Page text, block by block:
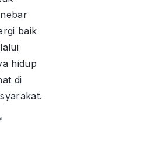
baik
hidup
di